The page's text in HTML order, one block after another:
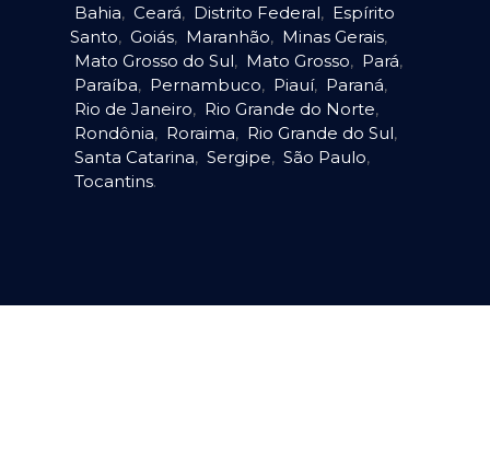
Bahia, Ceará, Distrito Federal, Espírito
Santo, Goiás, Maranhão, Minas Gerais,
Mato Grosso do Sul, Mato Grosso, Pará,
Paraíba, Pernambuco, Piauí, Paraná,
Rio de Janeiro, Rio Grande do Norte,
Rondônia, Roraima, Rio Grande do Sul,
Santa Catarina, Sergipe, São Paulo,
Tocantins.